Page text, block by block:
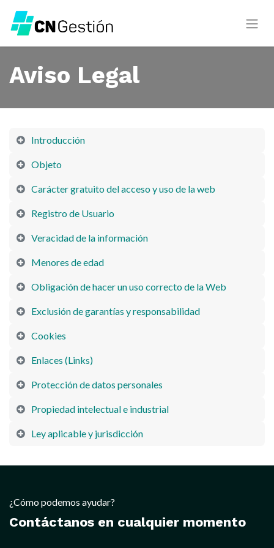
Aviso Legal
Introducción
Objeto
Carácter gratuito del acceso y uso de la web
Registro de Usuario
Veracidad de la información
Menores de edad
Obligación de hacer un uso correcto de la Web
Exclusión de garantías y responsabilidad
Cookies
Enlaces (Links)
Protección de datos personales
Propiedad intelectual e industrial
Ley aplicable y jurisdicción
¿Cómo podemos ayudar?
Contáctanos en cualquier momento